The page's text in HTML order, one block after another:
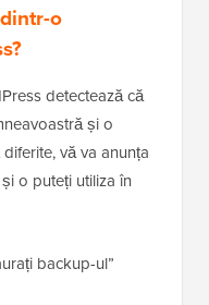
o
detectează că
și o
vă va anunța
o puteți utiliza în
backup-ul”